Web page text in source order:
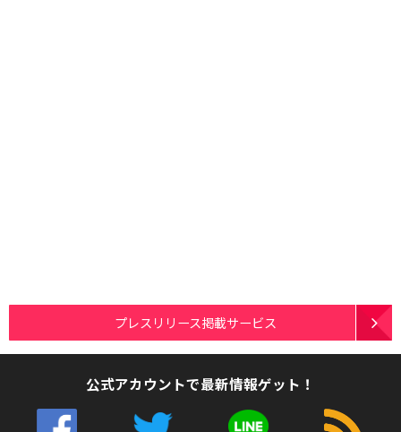
プレスリリース掲載サービス
公式アカウントで最新情報ゲット！